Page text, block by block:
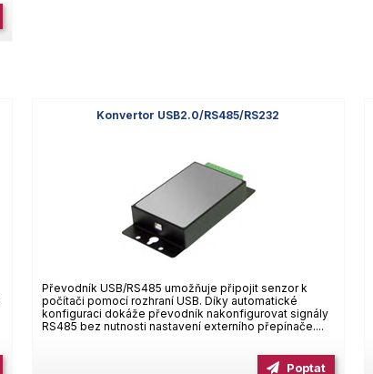
Konvertor USB2.0/RS485/RS232
Převodník USB/RS485 umožňuje připojit senzor k
počítači pomocí rozhraní USB. Díky automatické
konfiguraci dokáže převodník nakonfigurovat signály
RS485 bez nutnosti nastavení externího přepínače....
Poptat